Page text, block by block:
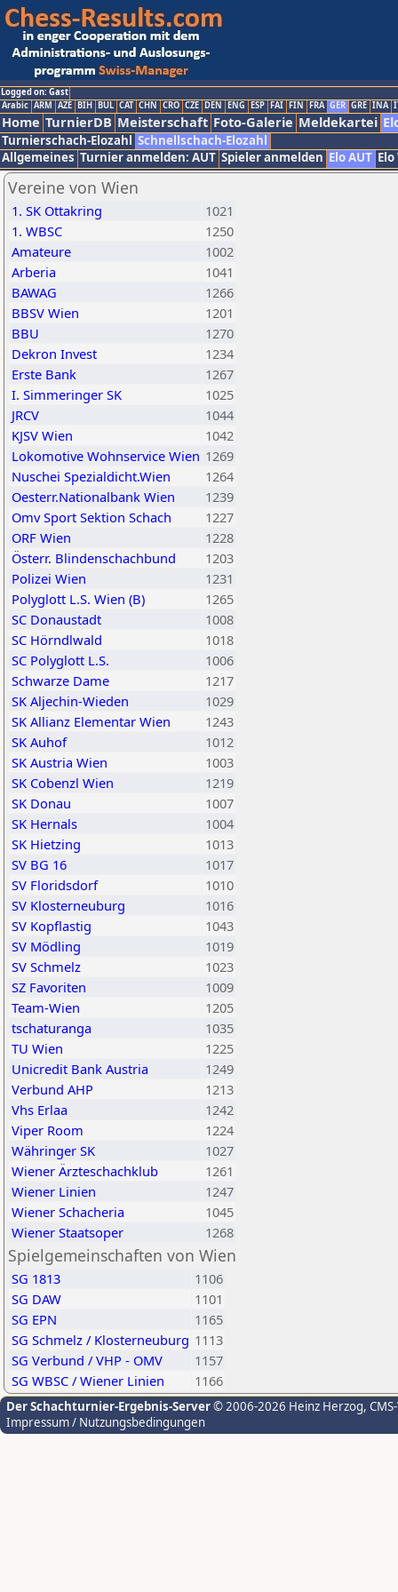
Logged on: Gast
Arabic ARM AZE BIH BUL CAT CHN CRO CZE DEN ENG ESP FAI FIN FRA GER GRE INA
Home TurnierDB Meisterschaft Foto-Galerie Meldekartei
Turnierschach-Elozahl Schnellschach-Elozahl
Allgemeines Turnier anmelden: AUT Spieler anmelden Elo AUT
Vereine von Wien
1. SK Ottakring
1021
1. WBSC
1250
Amateure
1002
Arberia
1041
BAWAG
1266
BBSV Wien
1201
BBU
1270
Dekron Invest
1234
Erste Bank
1267
I. Simmeringer SK
1025
JRCV
1044
KJSV Wien
1042
Lokomotive Wohnservice Wien 1269
Nuschei Spezialdicht.Wien
1264
Oesterr.Nationalbank Wien
1239
Omv Sport Sektion Schach
1227
ORF Wien
1228
Österr. Blindenschachbund
1203
Polizei Wien
1231
Polyglott L.S. Wien (B)
1265
SC Donaustadt
1008
SC Hörndlwald
1018
SC Polyglott L.S.
1006
Schwarze Dame
1217
SK Aljechin-Wieden
1029
SK Allianz Elementar Wien
1243
SK Auhof
1012
SK Austria Wien
1003
SK Cobenzl Wien
1219
SK Donau
1007
SK Hernals
1004
SK Hietzing
1013
SV BG 16
1017
SV Floridsdorf
1010
SV Klosterneuburg
1016
SV Kopflastig
1043
SV Mödling
1019
SV Schmelz
1023
SZ Favoriten
1009
Team-Wien
1205
tschaturanga
1035
TU Wien
1225
Unicredit Bank Austria
1249
Verbund AHP
1213
Vhs Erlaa
1242
Viper Room
1224
Währinger SK
1027
Wiener Ärzteschachklub
1261
Wiener Linien
1247
Wiener Schacheria
1045
Wiener Staatsoper
1268
Spielgemeinschaften von Wien
SG 1813
1106
SG DAW
1101
SG EPN
1165
SG Schmelz / Klosterneuburg 1113
SG Verbund / VHP - OMV
1157
SG WBSC / Wiener Linien
1166
Der Schachturnier-Ergebnis-Server© 2006-2026 Heinz Herzog,
Impressum / Nutzungsbedingungen